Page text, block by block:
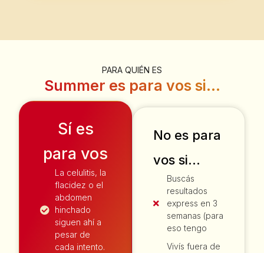
PARA QUIÉN ES
Summer es para vos si...
Sí es
para vos
La celulitis, la
flacidez o el
abdomen
hinchado
siguen ahí a
pesar de
cada intento.
No es para
vos si…
Buscás
resultados
express en 3
semanas (para
eso tengo
Vivís fuera de